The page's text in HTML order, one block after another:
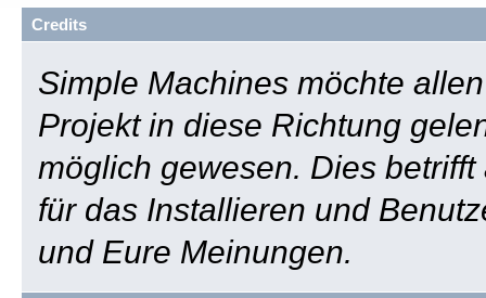
Credits
Simple Machines möchte
Projekt in diese Richtung
möglich gewesen. Dies
für das Installieren und
und Eure Meinungen.